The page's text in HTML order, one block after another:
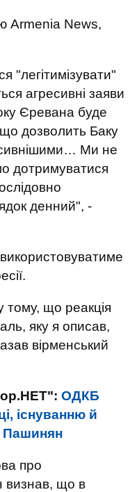
Armenia News,
"легітимізувати"
агресивні заяви
Єревана буде
дозволить Баку
Ми не
дотримуватися
денний", -
використовуватиме
тому, що реакція
яку я описав,
вірменський
ОДКБ
існуванню й
Пашинян
про
визнав, що в